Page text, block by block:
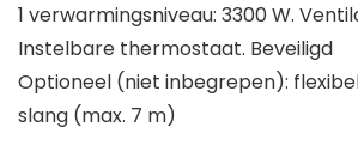
1 verwarmingsniveau: 3300 W.
Instelbare thermostaat. Beveiligd
Optioneel (niet inbegrepen):
slang (max. 7 m)